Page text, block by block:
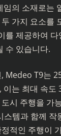
임의 소재로는
가지 요소를
를 제공하여
수 있습니다.
Medeo T9는
이는 최대 속
시 주행을 가
템과 함께 작
적인 주행이